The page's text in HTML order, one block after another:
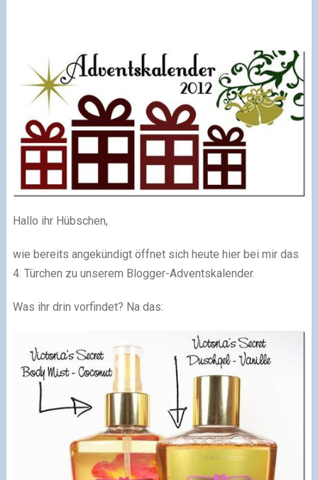
Hallo ihr Hübschen,
wie bereits angekündigt öffnet sich heute hier bei mir das
4. Türchen zu unserem Blogger-Adventskalender.
Was ihr drin vorfindet? Na das: